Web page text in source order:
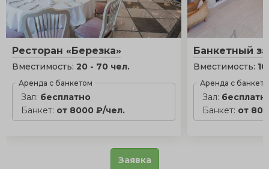
Ресторан «Березка»
Вместимость: 20 - 70 чел.
Аренда с банкетом
Зал: бесплатно
Банкет: от 8000 ₽/чел.
Банкетный
Вместимость:
Аренда с
Зал:
Банкет: от
Заявка